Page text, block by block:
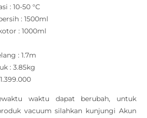
: 10-50 °C
: 1500ml
: 1000ml
: 1.7m
: 3.85kg
waktu dapat berubah, untuk
vacuum silahkan kunjungi Akun